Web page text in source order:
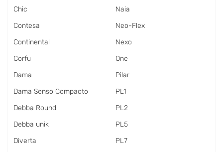
Chic
Contesa
Continental
Corfu
Dama
Dama Senso Compacto
Debba Round
Debba unik
Diverta
Naia
Neo-Flex
Nexo
One
Pilar
PL1
PL2
PL5
PL7